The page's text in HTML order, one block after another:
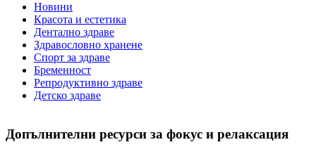
Новини
Красота и естетика
Дентално здраве
Здравословно хранене
Спорт за здраве
Бременност
Репродуктивно здраве
Детско здраве
Допълнителни ресурси за фокус и релаксация